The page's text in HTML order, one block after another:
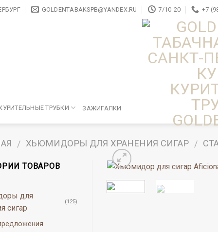
GOLDENTABAKSPB@YANDEX.RU 7/10-20 +7
ТРУБКИ ЗАЖИГАЛКИ
/ ХЬЮМИДОРЫ ДЛЯ ХРАНЕНИЯ СИГАР /
ТОВАРОВ
для
сигар
(125)